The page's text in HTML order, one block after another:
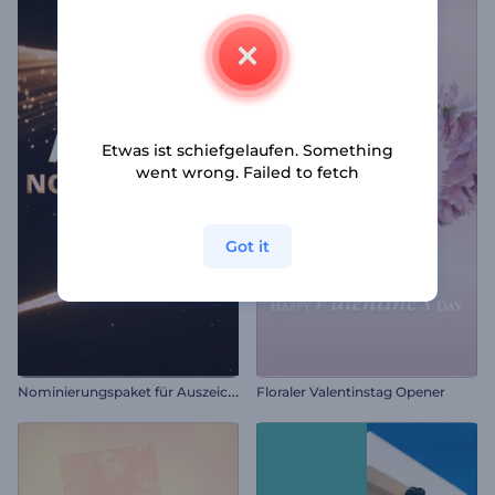
N
ominierungspaket für Auszeichnungen Floraler Valentinstag Opener
Etwas ist schiefgelaufen. Something
went wrong. Failed to fetch
Got it